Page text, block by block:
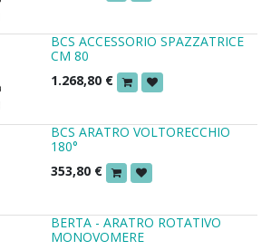
BCS ACCESSORIO SPAZZATRICE
CM 80
1.268,80 €
BCS ARATRO VOLTORECCHIO
180°
353,80 €
BERTA - ARATRO ROTATIVO
MONOVOMERE